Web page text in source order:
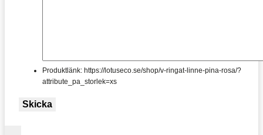
Produktlänk: https://lotuseco.se/shop/v-ringat-linne-pina-rosa/?
attribute_pa_storlek=xs
Skicka